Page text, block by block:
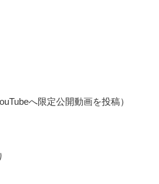
へ限定公開動画を投稿）